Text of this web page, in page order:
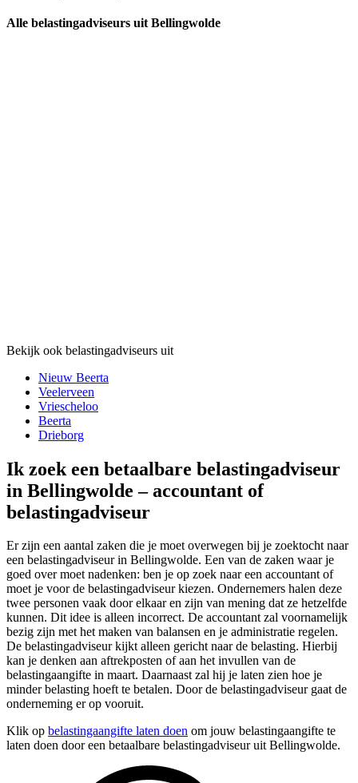
Alle belastingadviseurs uit Bellingwolde
Bekijk ook belastingadviseurs uit
Nieuw Beerta
Veelerveen
Vriescheloo
Beerta
Drieborg
Ik zoek een betaalbare belastingadviseur
in Bellingwolde – accountant of
belastingadviseur
Er zijn een aantal zaken die je moet overwegen bij je zoektocht naar
een belastingadviseur in Bellingwolde. Een van de zaken waar je
goed over moet nadenken: ben je op zoek naar een accountant of
moet je voor de belastingadviseur kiezen. Ondernemers halen deze
twee personen vaak door elkaar en zijn van mening dat ze hetzelfde
kunnen. Dit idee is alleen incorrect. De accountant zal voornamelijk
bezig zijn met het maken van balansen en je administratie regelen.
De belastingadviseur kijkt alleen gericht naar de belasting. Hierbij
kan je denken aan aftrekposten of aan het invullen van de
belastingaangifte in maart. Daarnaast zal hij je laten zien hoe je
minder belasting hoeft te betalen. Door de belastingadviseur gaat de
onderneming er op vooruit.
Klik op belastingaangifte laten doen om jouw belastingaangifte te
laten doen door een betaalbare belastingadviseur uit Bellingwolde.